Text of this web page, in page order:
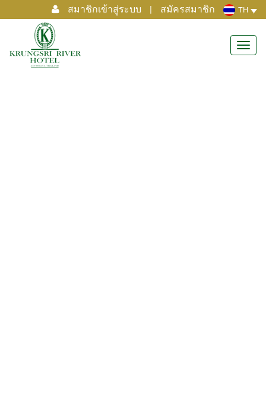
สมาชิกเข้าสู่ระบบ | สมัครสมาชิก TH